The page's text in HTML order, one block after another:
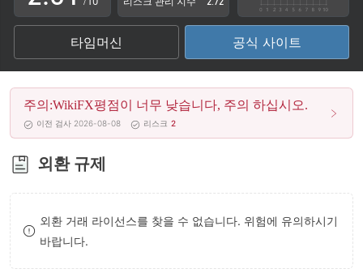
3
4
5
6
7
8
9
1
2
3
4
5
6
7
8
2
3
4
5
6
7
8
9
타임머신 공식 사이트
주의:WikiFX평점이 너무 낮습니다, 주의 하십시오.
이전 검사 2026-08-08 리스크 2
외환 규제
외환 거래 라이선스를 찾을 수 없습니다. 위험에 유의하시기
바랍니다.